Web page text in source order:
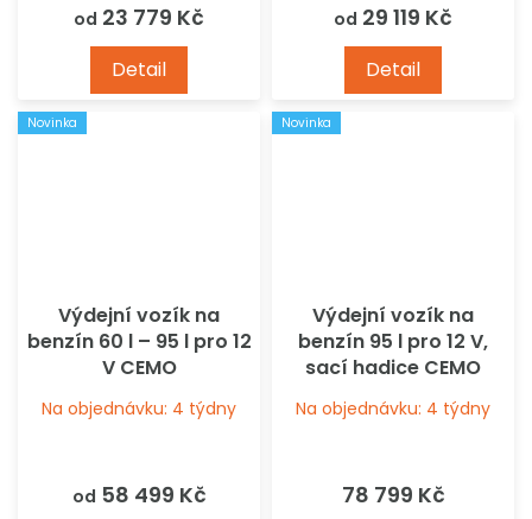
od 23 779 Kč
Detail
od 29 119 Kč
Detail
Novinka
Výdejní vozík na
benzín 60 l – 95 l pro 12
V CEMO
Na objednávku: 4 týdny
od 58 499 Kč
Novinka
Výdejní vozík na
benzín 95 l pro 12 V,
sací hadice CEMO
Na objednávku: 4 týdny
78 799 Kč